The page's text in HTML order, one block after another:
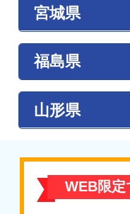
宮城県
伊具郡丸森町
【か行】
角田市/
美郡加美町/加
塩竈市/柴田郡
田郡柴田町
福島県
大玉村/ 会津坂
市 / 浅川町 / 飯
【か行】
鏡石町 / 葛尾村 /
山形県
天童市
【は行】
東根市
WEB限定